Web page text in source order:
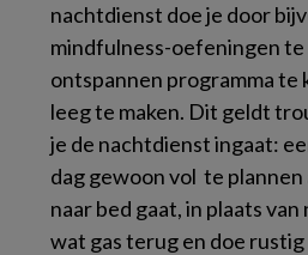
nachtdienst doe je door
mindfulness-oefeningen te
ontspannen programma te
leeg te maken. Dit geldt
je de nachtdienst ingaat:
dag gewoon vol te plannen
naar bed gaat, in plaats
wat gas terug en doe